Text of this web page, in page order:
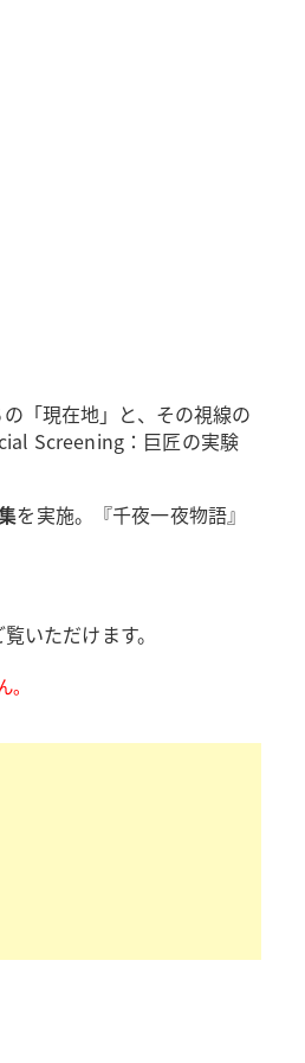
「現在地」と、その視線の
Screening：巨匠の実験
を実施。『千夜一夜物語』
いただけます。